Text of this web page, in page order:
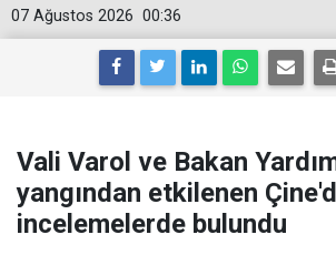
00:36
07 Ağustos 2026
Vali Varol ve Bakan
yangından etkilenen
incelemelerde bulundu